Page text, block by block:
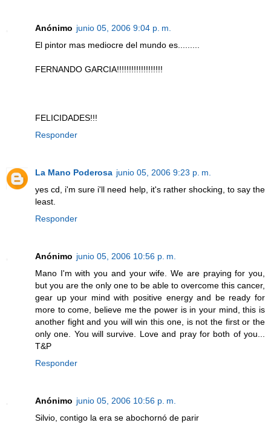
Anónimo junio 05, 2006 9:04 p. m.
El pintor mas mediocre del mundo es.........
FERNANDO GARCIA!!!!!!!!!!!!!!!!!!!
FELICIDADES!!!
Responder
La Mano Poderosa junio 05, 2006 9:23 p. m.
yes cd, i'm sure i'll need help, it's rather shocking, to say the
least.
Responder
Anónimo junio 05, 2006 10:56 p. m.
Mano I'm with you and your wife. We are praying for you,
but you are the only one to be able to overcome this cancer,
gear up your mind with positive energy and be ready for
more to come, believe me the power is in your mind, this is
another fight and you will win this one, is not the first or the
only one. You will survive. Love and pray for both of you...
T&P
Responder
Anónimo junio 05, 2006 10:56 p. m.
Silvio, contigo la era se abochornó de parir